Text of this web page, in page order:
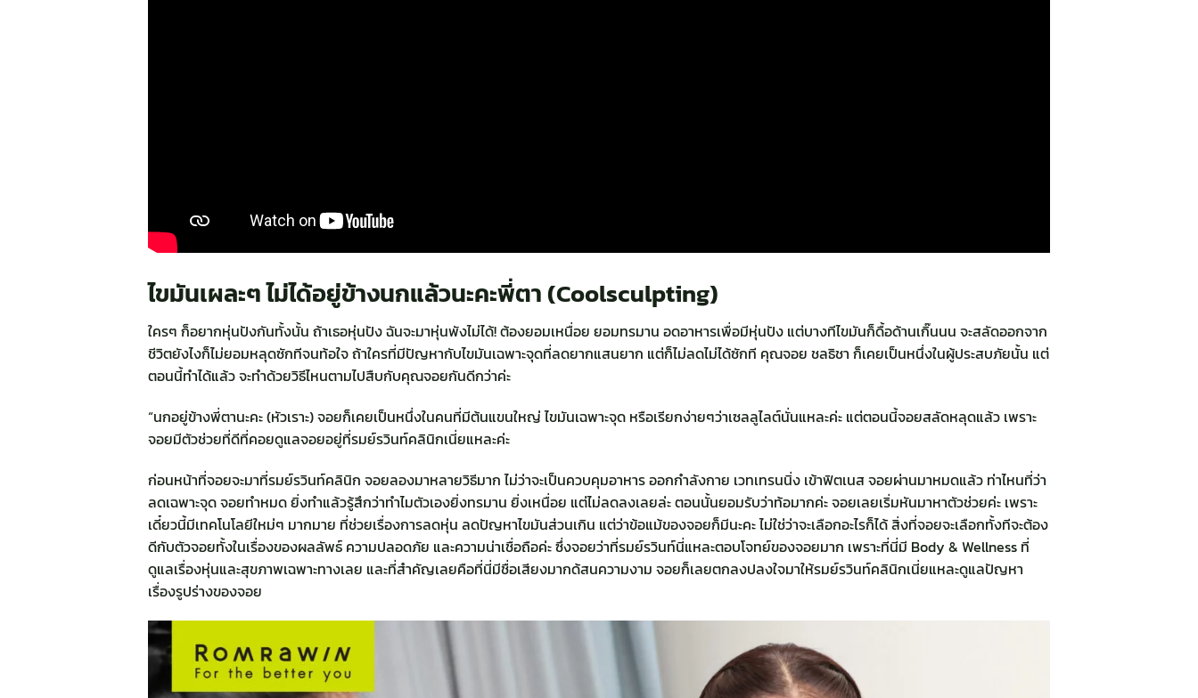
ไขมันเผละๆ ไม่ได้อยู่ข้างนกแล้วนะคะพี่ตา (Coolsculpting)
ใครๆ ก็อยากหุ่นปังกันทั้งนั้น ถ้าเธอหุ่นปัง ฉันจะมาหุ่นพังไม่ได้! ต้องยอมเหนื่อย ยอมทรมาน อดอาหารเพื่อมีหุ่นปัง แต่บางทีไขมันก็ดื้อด้านเกิ๊นนน จะสลัดออกจาก
ชีวิตยังไงก็ไม่ยอมหลุดซักทีจนท้อใจ ถ้าใครที่มีปัญหากับไขมันเฉพาะจุดที่ลดยากแสนยาก แต่ก็ไม่ลดไม่ได้ซักที คุณจอย ชลธิชา ก็เคยเป็นหนึ่งในผู้ประสบภัยนั้น แต่
ตอนนี้ทำได้แล้ว จะทำด้วยวิธีไหนตามไปสืบกับคุณจอยกันดีกว่าค่ะ
“นกอยู่ข้างพี่ตานะคะ (หัวเราะ) จอยก็เคยเป็นหนึ่งในคนที่มีต้นแขนใหญ่ ไขมันเฉพาะจุด หรือเรียกง่ายๆว่าเซลลูไลต์นั่นแหละค่ะ แต่ตอนนี้จอยสลัดหลุดแล้ว เพราะ
จอยมีตัวช่วยที่ดีที่คอยดูแลจอยอยู่ที่รมย์รวินท์คลินิกเนี่ยแหละค่ะ
ก่อนหน้าที่จอยจะมาที่รมย์รวินท์คลินิก จอยลองมาหลายวิธีมาก ไม่ว่าจะเป็นควบคุมอาหาร ออกกำลังกาย เวทเทรนนิ่ง เข้าฟิตเนส จอยผ่านมาหมดแล้ว ท่าไหนที่ว่า
ลดเฉพาะจุด จอยทำหมด ยิ่งทำแล้วรู้สึกว่าทำไมตัวเองยิ่งทรมาน ยิ่งเหนื่อย แต่ไม่ลดลงเลยล่ะ ตอนนั้นยอมรับว่าท้อมากค่ะ จอยเลยเริ่มหันมาหาตัวช่วยค่ะ เพราะ
เดี๋ยวนี้มีเทคโนโลยีใหม่ๆ มากมาย ที่ช่วยเรื่องการลดหุ่น ลดปัญหาไขมันส่วนเกิน แต่ว่าข้อแม้ของจอยก็มีนะคะ ไม่ใช่ว่าจะเลือกอะไรก็ได้ สิ่งที่จอยจะเลือกทั้งทีจะต้อง
ดีกับตัวจอยทั้งในเรื่องของผลลัพธ์ ความปลอดภัย และความน่าเชื่อถือค่ะ ซึ่งจอยว่าที่รมย์รวินท์นี่แหละตอบโจทย์ของจอยมาก เพราะที่นี่มี Body & Wellness ที่
ดูแลเรื่องหุ่นและสุขภาพเฉพาะทางเลย และที่สำคัญเลยคือที่นี่มีชื่อเสียงมากด้สนความงาม จอยก็เลยตกลงปลงใจมาให้รมย์รวินท์คลินิกเนี่ยแหละดูแลปัญหา
เรื่องรูปร่างของจอย